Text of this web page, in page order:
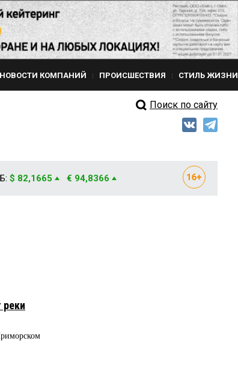
НОВОСТИ КОМПАНИЙ ПРОИСШЕСТВИЯ СТИЛЬ ЖИЗНИ
Поиск по сайту
$ 82,1665 € 94,8366
реки